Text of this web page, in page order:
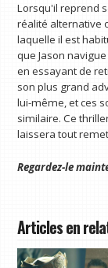
Lorsqu'il reprend
réalité alternative
laquelle il est
que Jason
en essayant de
son plus grand
lui-même, et ces
similaire. Ce
laissera tout
Regardez-le
Articles en